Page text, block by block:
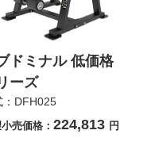
ドミナル 低価格
ーズ
：DFH025
売価格： 224,813 円